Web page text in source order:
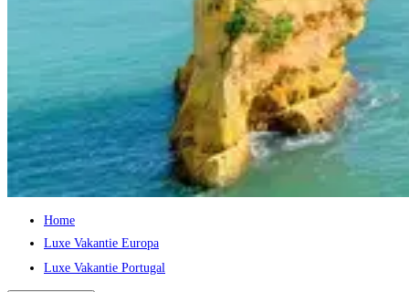
Home
Luxe Vakantie Europa
Luxe Vakantie Portugal